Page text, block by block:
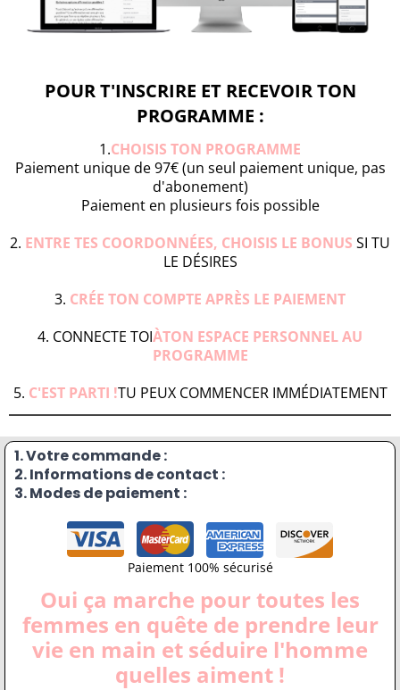
POUR T'INSCRIRE ET RECEVOIR TON
PROGRAMME :
1.CHOISIS TON PROGRAMME
Paiement unique de 97€ (un seul paiement unique, pas
d'abonement)
Paiement en plusieurs fois possible
2. ENTRE TES COORDONNÉES, CHOISIS LE BONUS SI TU
LE DÉSIRES
3. CRÉE TON COMPTE APRÈS LE PAIEMENT
4. CONNECTE TOIÀTON ESPACE PERSONNEL AU
PROGRAMME
5. C'EST PARTI !TU PEUX COMMENCER IMMÉDIATEMENT
1. Votre commande :
2. Informations de contact :
3. Modes de paiement :
Paiement 100% sécurisé
Oui ça marche pour toutes les
femmes en quête de prendre leur
vie en main et séduire l'homme
quelles aiment !